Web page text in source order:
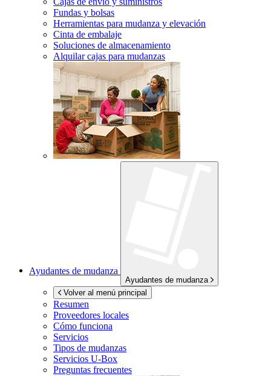
Fundas y bolsas
Herramientas para mudanza y elevación
Cinta de embalaje
Soluciones de almacenamiento
Alquilar cajas para mudanzas
Ayudantes de mudanza
Ayudantes de mudanza
Volver al menú principal
Resumen
Proveedores locales
Cómo funciona
Servicios
Tipos de mudanzas
Servicios U-Box
Preguntas frecuentes